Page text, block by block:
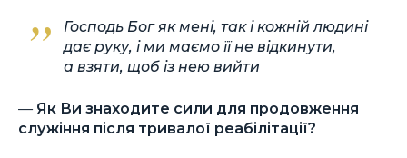
Господь Бог як мені, так і кожній людині
дає руку, і ми маємо її не відкинути,
а взяти, щоб із нею вийти
— Як Ви знаходите сили для продовження
служіння після тривалої реабілітації?